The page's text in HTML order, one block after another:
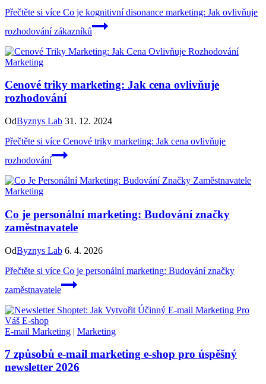
Přečtěte si více Co je kognitivní disonance marketing: Jak ovlivňuje
rozhodování zákazníků
Marketing
Cenové triky marketing: Jak cena ovlivňuje
rozhodování
OdByznys Lab 31. 12. 2024
Přečtěte si více Cenové triky marketing: Jak cena ovlivňuje
rozhodování
Marketing
Co je personální marketing: Budování značky
zaměstnavatele
OdByznys Lab 6. 4. 2026
Přečtěte si více Co je personální marketing: Budování značky
zaměstnavatele
E-mail Marketing | Marketing
7 způsobů e-mail marketing e-shop pro úspěšný
newsletter 2026